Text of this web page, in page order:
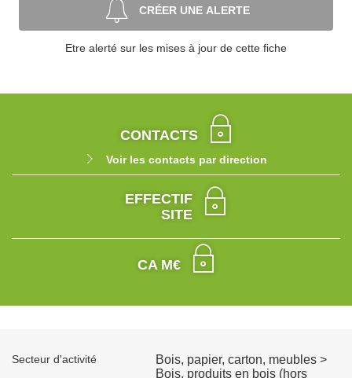
CRÉER UNE ALERTE
Etre alerté sur les mises à jour de cette fiche
CONTACTS
Voir les contacts par direction
EFFECTIF
SITE
CA M€
Secteur d'activité
Bois, papier, carton, meubles >
Bois, produits en bois (hors